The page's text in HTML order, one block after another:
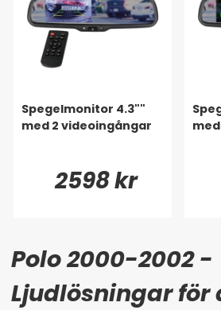
Spegelmonitor 4.3""
med 2 videoingångar
2598 kr
Polo 2000-2002 -
Ljudlösningar för